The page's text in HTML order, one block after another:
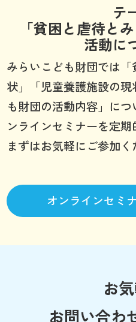
テ
「貧困と虐待と
活動に
みらいこども財団では
状」「児童養護施設の
も財団の活動内容」に
ンラインセミナーを定期
まずはお気軽にご参加く
オンラインセミ
お
お問い合わ